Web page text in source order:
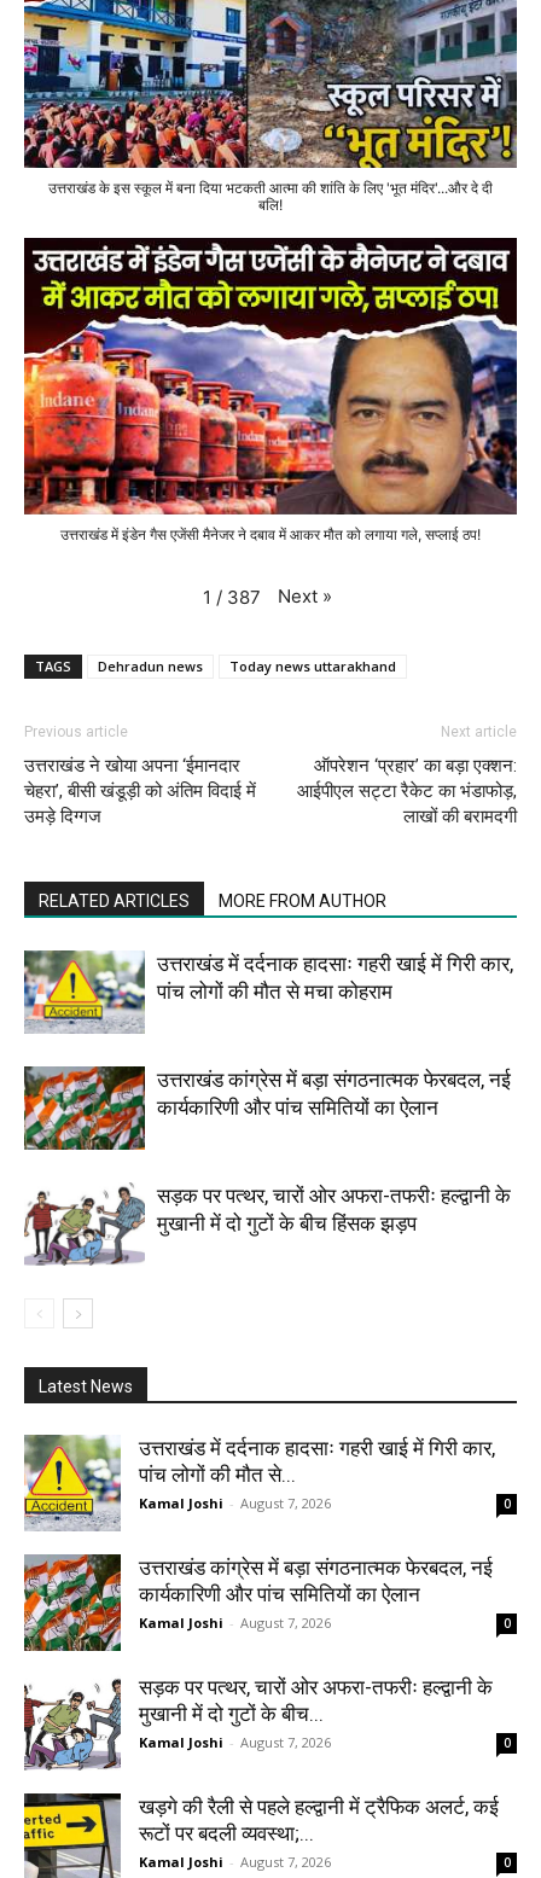
उत्तराखंड के इस स्कूल में बना दिया भटकती आत्मा की शांति के लिए 'भूत मंदिर'...और दे दी
बलि!
उत्तराखंड में इंडेन गैस एजेंसी मैनेजर ने दबाव में आकर मौत को लगाया गले, सप्लाई ठप!
1 / 387 Next »
TAGS Dehradun news Today news uttarakhand
Previous article
उत्तराखंड ने खोया अपना ‘ईमानदार
चेहरा’, बीसी खंडूड़ी को अंतिम विदाई में
उमड़े दिग्गज
Next article
ऑपरेशन ‘प्रहार’ का बड़ा एक्शन:
आईपीएल सट्टा रैकेट का भंडाफोड़,
लाखों की बरामदगी
RELATED ARTICLES MORE FROM AUTHOR
उत्तराखंड में दर्दनाक हादसाः गहरी खाई में गिरी कार,
पांच लोगों की मौत से मचा कोहराम
उत्तराखंड कांग्रेस में बड़ा संगठनात्मक फेरबदल, नई
कार्यकारिणी और पांच समितियों का ऐलान
सड़क पर पत्थर, चारों ओर अफरा-तफरीः हल्द्वानी के
मुखानी में दो गुटों के बीच हिंसक झड़प
Latest News
उत्तराखंड में दर्दनाक हादसाः गहरी खाई में गिरी कार,
पांच लोगों की मौत से...
Kamal Joshi - August 7, 2026 0
उत्तराखंड कांग्रेस में बड़ा संगठनात्मक फेरबदल, नई
कार्यकारिणी और पांच समितियों का ऐलान
Kamal Joshi - August 7, 2026 0
सड़क पर पत्थर, चारों ओर अफरा-तफरीः हल्द्वानी के
मुखानी में दो गुटों के बीच...
Kamal Joshi - August 7, 2026 0
खड़गे की रैली से पहले हल्द्वानी में ट्रैफिक अलर्ट, कई
रूटों पर बदली व्यवस्था;...
Kamal Joshi - August 7, 2026 0